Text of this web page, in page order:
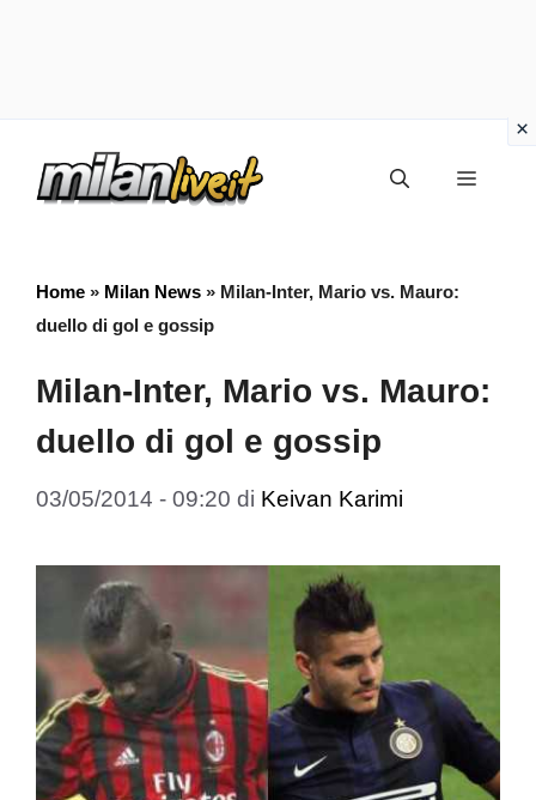
Menu
Home » Milan News » Milan-Inter, Mario vs. Mauro:
duello di gol e gossip
Milan-Inter, Mario vs. Mauro:
duello di gol e gossip
03/05/2014 - 09:20 di Keivan Karimi